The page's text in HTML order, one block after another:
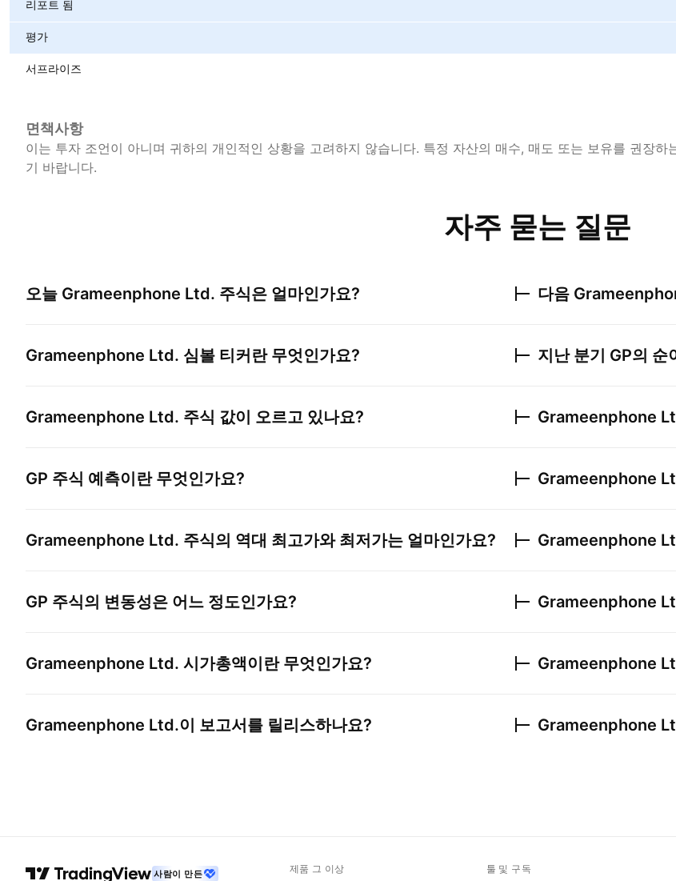
리포트 됨
평가
서프라이즈
면책사항
이는 투자 조언이 아니며 귀하의 개인적인 상황을 고려하지 않습니다. 특정 자산의 매수, 매도 또는 보유를 권장하
기 바랍니다.
자주 묻는 질문
오늘 Grameenphone Ltd. 주식은 얼마인가요?
Grameenphone Ltd. 심볼 티커란 무엇인가요?
Grameenphone Ltd. 주식 값이 오르고 있나요?
GP 주식 예측이란 무엇인가요?
Grameenphone Ltd. 주식의 역대 최고가와 최저가는 얼마인가요?
GP 주식의 변동성은 어느 정도인가요?
Grameenphone Ltd. 시가총액이란 무엇인가요?
Grameenphone Ltd.이 보고서를 릴리스하나요?
다음
지난 분기 GP의 순
Grameenphone
Grameenphone
Grameenphone
Grameenphone
Grameenphone
Grameenphone
사람이 만든 제품 그 이상 툴 및 구독